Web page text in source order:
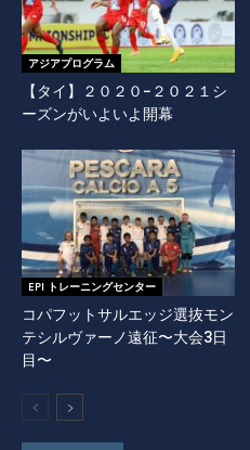
アジアプログラム
【タイ】２０２０−２０２１シ
ーズンがいよいよ開幕
EPI トレーニングセンター
コパフットサルエッジ選抜モン
テシルヴァーノ遠征〜大会3日
目〜